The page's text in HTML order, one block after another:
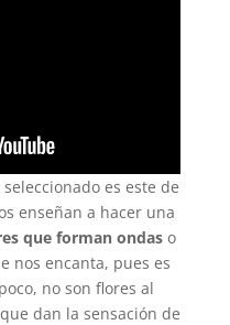
es este de
enseñan a hacer una
que forman ondaso
nos encanta, pues es
no son flores al
dan la sensación de